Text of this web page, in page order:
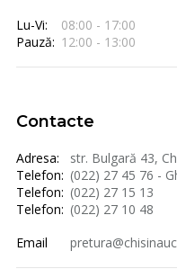
Lu-Vi:
08:00 - 17:00
Pauză: 12:00 - 13:00
Contacte
Adresa:
str. Bulgară 43,
Telefon: (022) 27 45 76 -
Telefon: (022) 27 15 13
Telefon: (022) 27 10 48
Email